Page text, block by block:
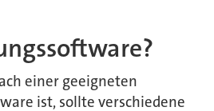
einer geeigneten
ist, sollte verschiedene